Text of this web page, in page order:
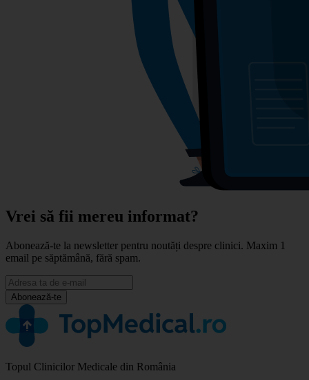
Vrei să fii mereu informat?
Abonează-te la newsletter pentru noutăți despre clinici. Maxim 1
email pe săptămână, fără spam.
Abonează-te
Topul Clinicilor Medicale din România